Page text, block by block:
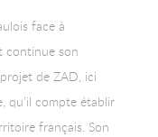
face à
continue son
de ZAD, ici
qu’il compte établir
français. Son